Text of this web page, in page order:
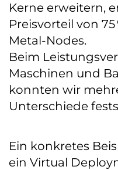
Kerne erweitern,
Preisvorteil von
Metal-Nodes.
Beim
Maschinen und
konnten wir
Unterschiede
Ein konkretes
ein Virtual